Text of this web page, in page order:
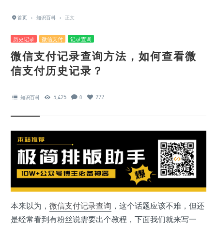
首页 › 知识百科 › 正文
历史记录 微信支付 记录查询
微信支付记录查询方法，如何查看微
信支付历史记录？
知识百科 5,425 0 272
本来以为， 微信支付记录查询 ，这个话题应该不难，但还
是经常看到有粉丝说需要出个教程，下面我们就来写一